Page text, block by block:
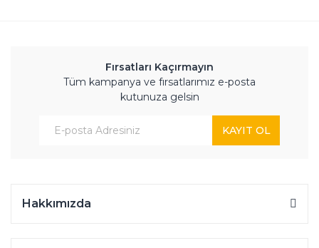
Fırsatları Kaçırmayın
Tüm kampanya ve fırsatlarımız e-posta
kutunuza gelsin
KAYIT OL
Hakkımızda